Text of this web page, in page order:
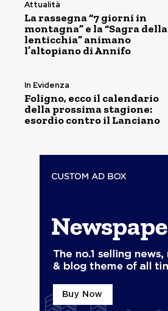
Attualità
La rassegna “7 giorni in
montagna” e la “Sagra della
lenticchia” animano
l’altopiano di Annifo
In Evidenza
Foligno, ecco il calendario
della prossima stagione:
esordio contro il Lanciano